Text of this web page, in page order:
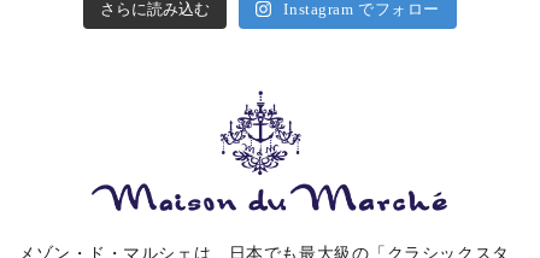
さらに読み込む Instagram でフォロー
メゾン・ド・マルシェは、日本でも最大級の「クラシックスタ